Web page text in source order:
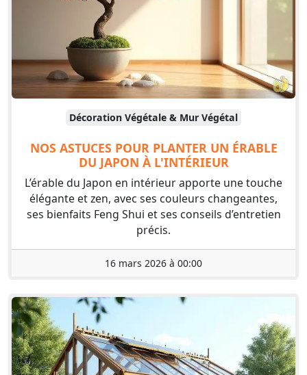
Décoration Végétale & Mur Végétal
NOS ASTUCES POUR PLANTER UN ÉRABLE
DU JAPON À L'INTÉRIEUR
L’érable du Japon en intérieur apporte une touche
élégante et zen, avec ses couleurs changeantes,
ses bienfaits Feng Shui et ses conseils d’entretien
précis.
16 mars 2026 à 00:00